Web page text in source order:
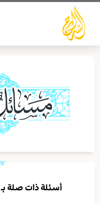
تخطي
المحتوى
أسئلة ذات صلة بـ